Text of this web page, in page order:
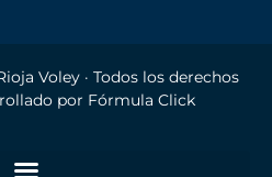
Voley· Todos los derechos
por Fórmula Click